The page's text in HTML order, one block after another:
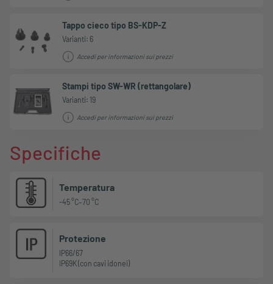
Tappo cieco tipo BS-KDP-Z
Varianti: 6
Accedi per informazioni sui prezzi
Stampi tipo SW-WR (rettangolare)
Varianti: 19
Accedi per informazioni sui prezzi
Specifiche
Temperatura
-45 °C–70 °C
Protezione
IP66/67
IP69K (con cavi idonei)